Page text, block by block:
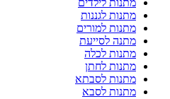
מתנות לילדים
מתנות לגננות
מתנות למורים
מתנה לסייעת
מתנות לכלה
מתנות לחתן
מתנות לסבתא
מתנות לסבא